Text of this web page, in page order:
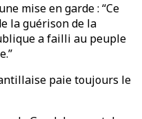
mise en garde : “Ce
la guérison de la
a failli au peuple
paie toujours le